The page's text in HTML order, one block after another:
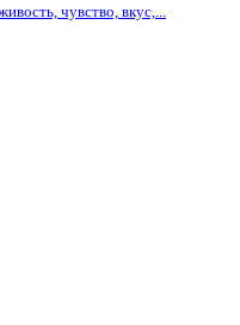
чувство, вкус,...